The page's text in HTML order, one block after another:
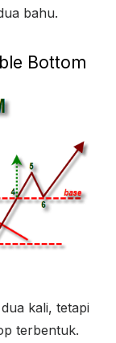
bahu.
Bottom
kali, tetapi
terbentuk.